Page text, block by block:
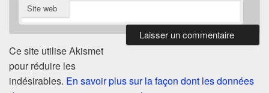
Site web
Ce site utilise Akismet
pour réduire les
indésirables. En savoir plus sur la façon dont les données